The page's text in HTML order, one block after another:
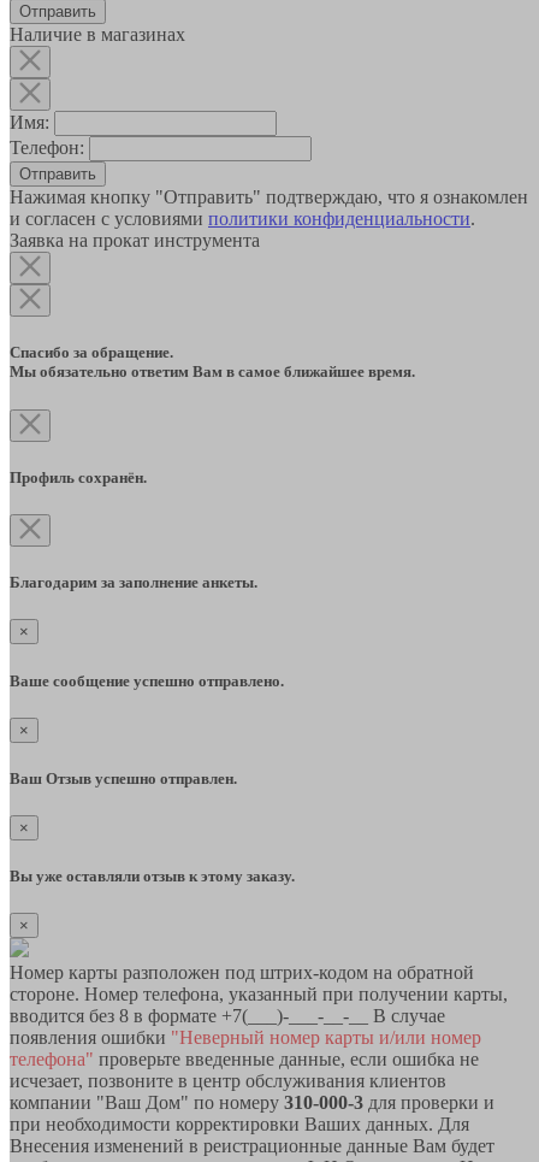
Наличие в магазинах
Имя:
Телефон:
Отправить
Нажимая кнопку "Отправить" подтверждаю, что я ознакомлен
и согласен с условиями политики конфиденциальности.
Заявка на прокат инструмента
Спасибо за обращение.
Мы обязательно ответим Вам в самое ближайшее время.
Профиль сохранён.
Благодарим за заполнение анкеты.
×
Ваше сообщение успешно отправлено.
×
Ваш Отзыв успешно отправлен.
×
Вы уже оставляли отзыв к этому заказу.
×
Номер карты разположен под штрих-кодом на обратной
стороне. Номер телефона, указанный при получении карты,
вводится без 8 в формате +7(___)-___-__-__ В случае
появления ошибки "Неверный номер карты и/или номер
телефона" проверьте введенные данные, если ошибка не
исчезает, позвоните в центр обслуживания клиентов
компании "Ваш Дом" по номеру 310-000-3 для проверки и
при необходимости корректировки Ваших данных. Для
Внесения изменений в реистрационные данные Вам будет